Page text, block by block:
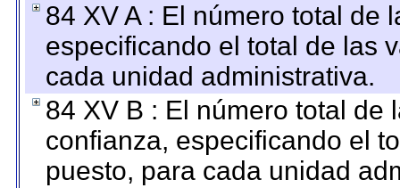
84 XV A : El número total de
especificando el total de las
cada unidad administrativa.
84 XV B : El número total de
confianza, especificando el
puesto, para cada unidad